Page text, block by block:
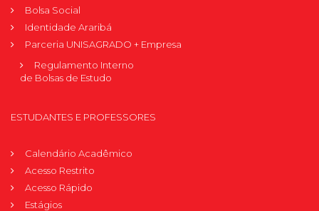
Bolsa Social
Identidade Araribá
Parceria UNISAGRADO + Empresa
Regulamento Interno
de Bolsas de Estudo
ESTUDANTES E PROFESSORES
Calendário Acadêmico
Acesso Restrito
Acesso Rápido
Estágios